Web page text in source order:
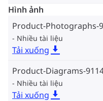
Hình ảnh
Product-Photographs-
Nhiều tài liệu
Tải xuống
Product-Diagrams-
Nhiều tài liệu
Tải xuống